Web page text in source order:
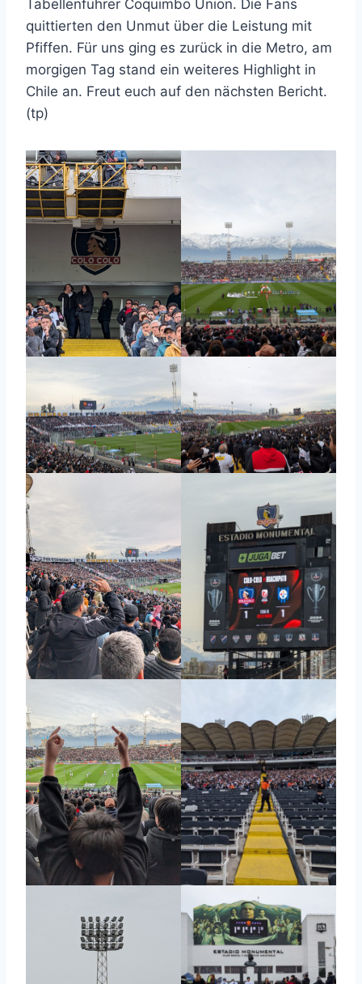
Tabellenführer Coquimbo Union. Die Fans
quittierten den Unmut über die Leistung mit
Pfiffen. Für uns ging es zurück in die Metro, am
morgigen Tag stand ein weiteres Highlight in
Chile an. Freut euch auf den nächsten Bericht.
(tp)